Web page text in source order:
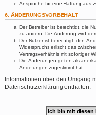
Ansprüche für eine Haftung aus
6. ÄNDERUNGSVORBEHALT
Der Betreiber ist berechtigt, die
zu ändern. Die Änderung wird
Der Nutzer ist berechtigt, den
Widerspruchs erlischt das
Vertragsverhältnis mit sofortiger
Die Änderungen gelten als
Änderungen zugestimmt hat.
Informationen über den Umgang
Datenschutzerklärung enthalten.